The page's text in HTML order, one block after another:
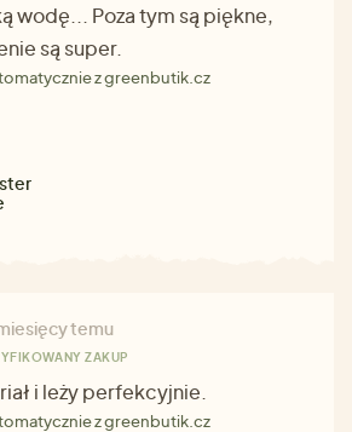
wodę... Poza tym są piękne,
są super.
z greenbutik.cz
temu
ZAKUP
i leży perfekcyjnie.
z greenbutik.cz